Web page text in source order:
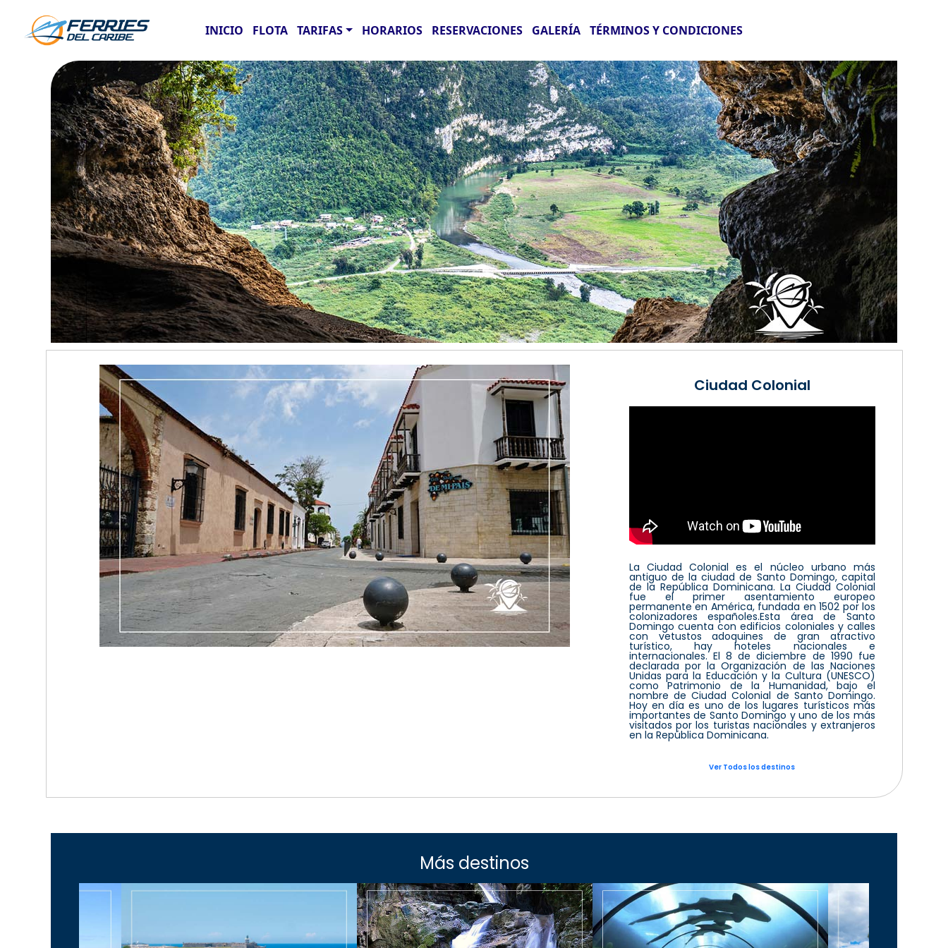
INICIO FLOTA TARIFAS HORARIOS RESERVACIONES GALERÍA TÉRMINOS Y CONDICIONES
Ciudad Colonial
La Ciudad Colonial es el núcleo urbano más
antiguo de la ciudad de Santo Domingo, capital
de la República Dominicana. La Ciudad Colonial
fue el primer asentamiento europeo
permanente en América, fundada en 1502 por los
colonizadores españoles.Esta área de Santo
Domingo cuenta con edificios coloniales y calles
con vetustos adoquines de gran atractivo
turístico, hay hoteles nacionales e
internacionales. El 8 de diciembre de 1990 fue
declarada por la Organización de las Naciones
Unidas para la Educación y la Cultura (UNESCO)
como Patrimonio de la Humanidad, bajo el
nombre de Ciudad Colonial de Santo Domingo.
Hoy en día es uno de los lugares turísticos más
importantes de Santo Domingo y uno de los más
visitados por los turistas nacionales y extranjeros
en la República Dominicana.
Ver Todos los destinos
Más destinos